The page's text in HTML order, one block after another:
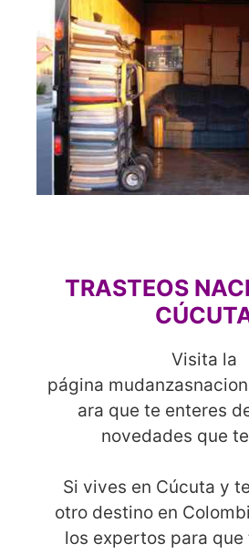
TRASTEOS
Visita la
página
ara que te enteres
novedades que
Si vives en Cúcuta y
otro destino en
los expertos para que